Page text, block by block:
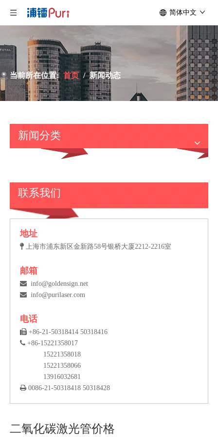
简体中文
当前所在位置: 首页 / 新闻动态
新闻分类
联系我们
地址
 上海市浦东新区金新路58号银桥大厦2212-2216室
邮箱
 info@goldensign.net
 info@purilaser.com
电话
 +86-21-50318414 50318416
 +86-15221358017
15221358018
15221358066
13916032681
 0086-21-50318418 50318428
二氧化碳激光管价格